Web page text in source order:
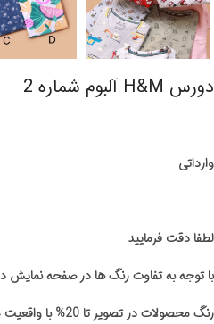
دورس H&M آلبوم شماره 2
وارداتی
لطفا دقت فرمایید
با توجه به تفاوت رنگ ها در صفحه
رنگ محصولات در تصویر تا 20% با واقعیت متفاوت باشد